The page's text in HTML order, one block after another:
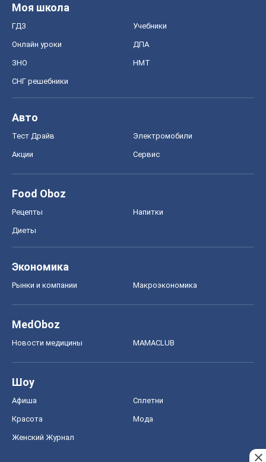
Моя школа
ГДЗ Учебники
Онлайн уроки ДПА
ЗНО НМТ
СНГ решебники
Авто
Тест Драйв Электромобили
Акции Сервис
Food Oboz
Рецепты Напитки
Диеты
Экономика
Рынки и компании Mакроэкономика
MedOboz
Новости медицины MAMACLUB
Шоу
Афиша Сплетни
Красота Мода
Женский Журнал